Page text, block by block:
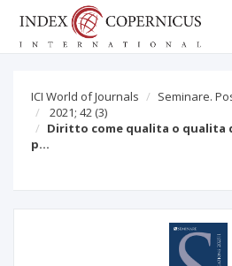
ICI World of Journals
Seminare.
2021; 42 (3)
Diritto come qualita o qualita
p…